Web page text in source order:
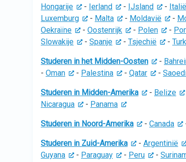
Hongarije
- Ierland - IJsland - Italië
Luxemburg
- Malta - Moldavië -
Oekraïne
- Oostenrijk - Polen -
Slowakije
- Spanje - Tsjechië -
Studeren in het Midden-Oosten -
- Oman - Palestina - Qatar -
Studeren in Midden-Amerika - Belize
Nicaragua
- Panama
Studeren in Noord-Amerika - Canada
Studeren in Zuid-Amerika - Argentinië
Guyana
- Paraguay - Peru -